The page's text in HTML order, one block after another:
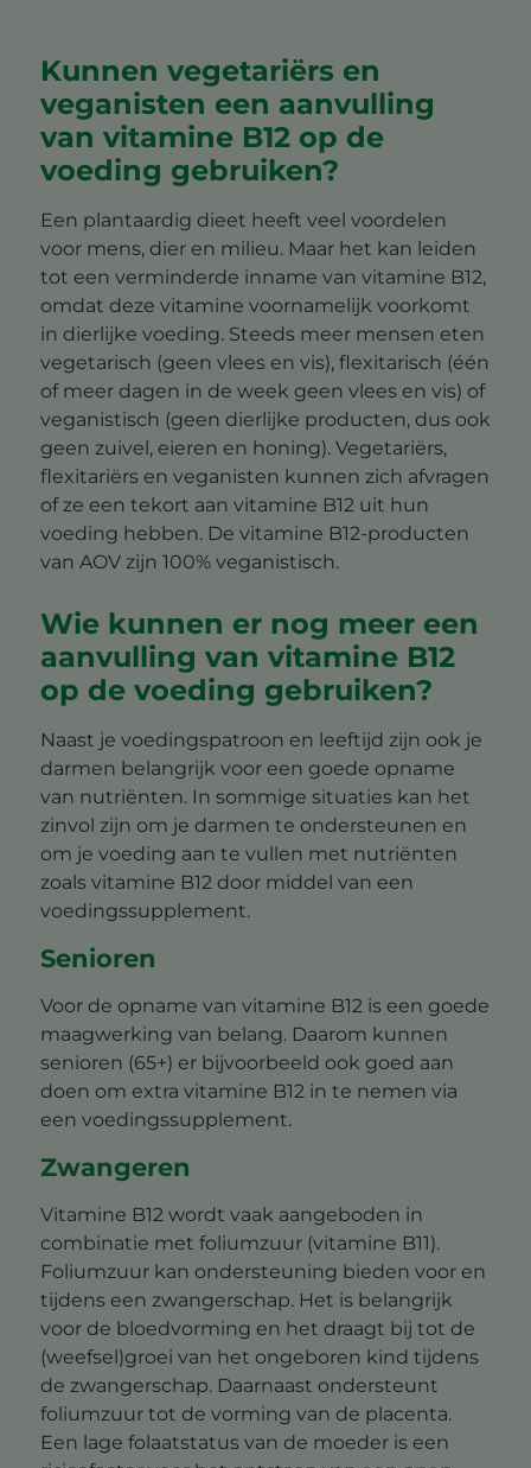
Kunnen vegetariërs en
veganisten een aanvulling
van vitamine B12 op de
voeding gebruiken?
Een plantaardig dieet heeft veel voordelen
voor mens, dier en milieu. Maar het kan leiden
tot een verminderde inname van vitamine B12,
omdat deze vitamine voornamelijk voorkomt
in dierlijke voeding. Steeds meer mensen eten
vegetarisch (geen vlees en vis), flexitarisch (één
of meer dagen in de week geen vlees en vis) of
veganistisch (geen dierlijke producten, dus ook
geen zuivel, eieren en honing). Vegetariërs,
flexitariërs en veganisten kunnen zich afvragen
of ze een tekort aan vitamine B12 uit hun
voeding hebben. De vitamine B12-producten
van AOV zijn 100% veganistisch.
Wie kunnen er nog meer een
aanvulling van vitamine B12
op de voeding gebruiken?
Naast je voedingspatroon en leeftijd zijn ook je
darmen belangrijk voor een goede opname
van nutriënten. In sommige situaties kan het
zinvol zijn om je darmen te ondersteunen en
om je voeding aan te vullen met nutriënten
zoals vitamine B12 door middel van een
voedingssupplement.
Senioren
Voor de opname van vitamine B12 is een goede
maagwerking van belang. Daarom kunnen
senioren (65+) er bijvoorbeeld ook goed aan
doen om extra vitamine B12 in te nemen via
een voedingssupplement.
Zwangeren
Vitamine B12 wordt vaak aangeboden in
combinatie met foliumzuur (vitamine B11).
Foliumzuur kan ondersteuning bieden voor en
tijdens een zwangerschap. Het is belangrijk
voor de bloedvorming en het draagt bij tot de
(weefsel)groei van het ongeboren kind tijdens
de zwangerschap. Daarnaast ondersteunt
foliumzuur tot de vorming van de placenta.
Een lage folaatstatus van de moeder is een